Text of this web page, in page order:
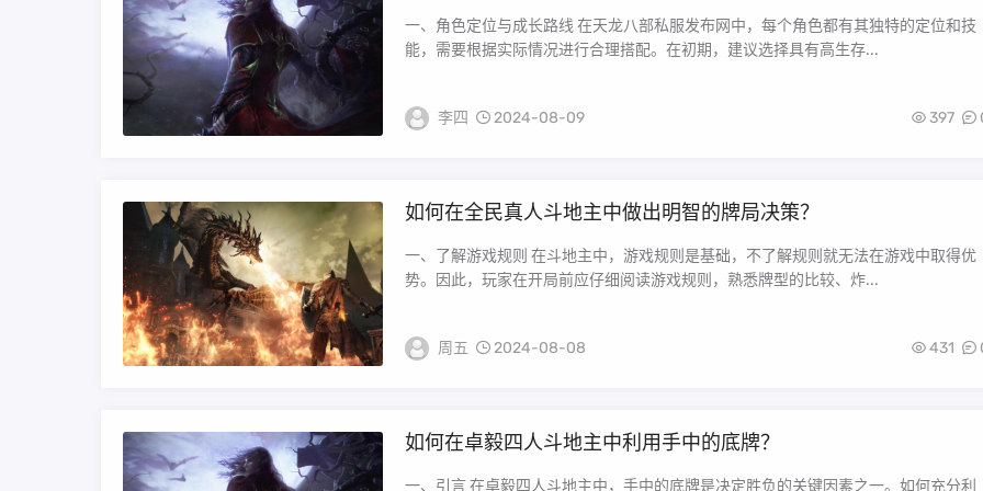
一、角色定位与成长路线 在天龙八部私服发布网中，每个角色都有其独特的定位和技
能，需要根据实际情况进行合理搭配。在初期，建议选择具有高生存...
李四 2024-08-09 397
如何在全民真人斗地主中做出明智的牌局决策？
一、了解游戏规则 在斗地主中，游戏规则是基础，不了解规则就无法在游戏中取得优
势。因此，玩家在开局前应仔细阅读游戏规则，熟悉牌型的比较、炸...
周五 2024-08-08 431
如何在卓毅四人斗地主中利用手中的底牌？
一、引言 在卓毅四人斗地主中，手中的底牌是决定胜负的关键因素之一。如何充分利